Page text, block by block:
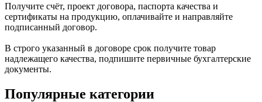
Получите счёт, проект договора, паспорта качества и
сертификаты на продукцию, оплачивайте и направляйте
подписанный договор.
В строго указанный в договоре срок получите товар
надлежащего качества, подпишите первичные бухгалтерские
документы.
Популярные категории